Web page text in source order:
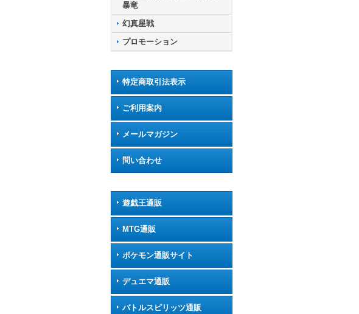
暴竜
幻真星戦
プロモーション
特定商取引法表示
ご利用案内
メールマガジン
問い合わせ
遊戯王通販
MTG通販
ポケモン通販サイト
デュエマ通販
バトルスピリッツ通販